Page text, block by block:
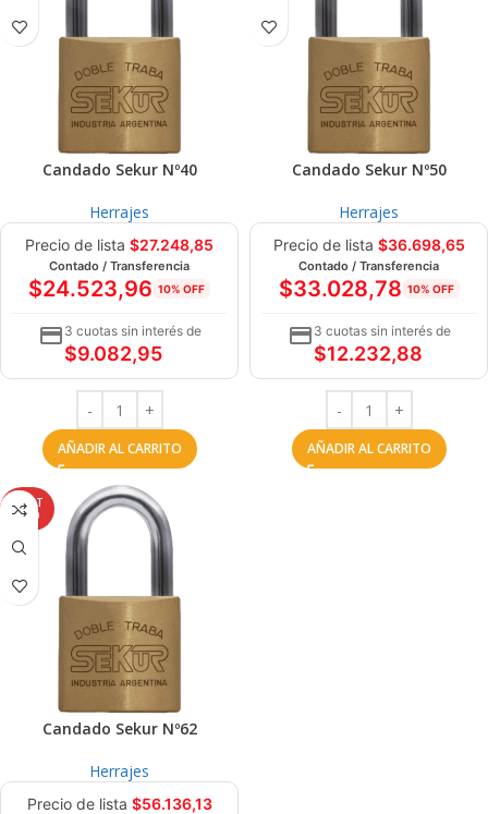
Candado Sekur Nº40
Herrajes
Precio de lista $27.248,85
Contado / Transferencia
$24.523,96 10% OFF
3 cuotas sin interés de
$9.082,95
AÑADIR AL CARRITO
Candado Sekur Nº50
Herrajes
Precio de lista $36.698,65
Contado / Transferencia
$33.028,78 10% OFF
3 cuotas sin interés de
$12.232,88
AÑADIR AL CARRITO
AGOT
ADO
Candado Sekur Nº62
Herrajes
Precio de lista $56.136,13